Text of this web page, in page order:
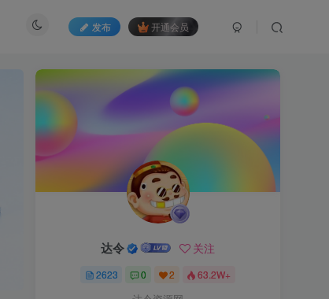
发布 开通会员
达令 关注
2623 0 2 63.2W+